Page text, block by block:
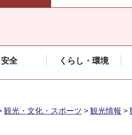
全 くらし・環境
観光・文化・スポーツ > 観光情報 >